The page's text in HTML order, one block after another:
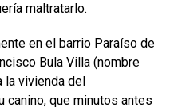
maltratarlo.
en el barrio Paraíso de
Bula Villa (nombre
vivienda del
canino, que minutos antes